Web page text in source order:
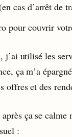
cas d’arrêt de
pour couvrir
j’ai utilisé les
ça m’a
offres et des
ça se calme
: